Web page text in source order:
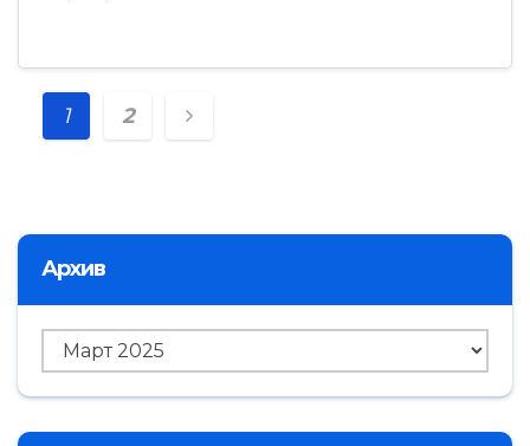
Навигация
1 2
Архив
Архив